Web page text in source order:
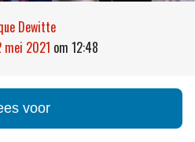
Dewitte
mei 2021 om 12:48
voor